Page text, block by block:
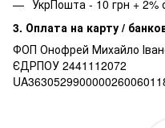
УкрПошта - 10 грн +
3. Оплата на карту /
ФОП Онофрей Михайло
ЄДРПОУ 2441112072